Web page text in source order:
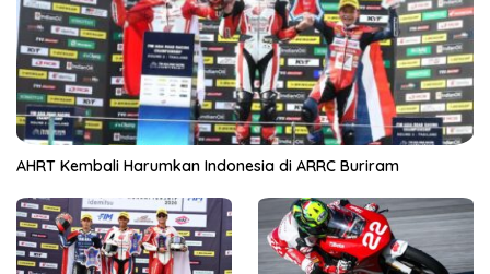
AHRT Kembali Harumkan Indonesia di ARRC Buriram